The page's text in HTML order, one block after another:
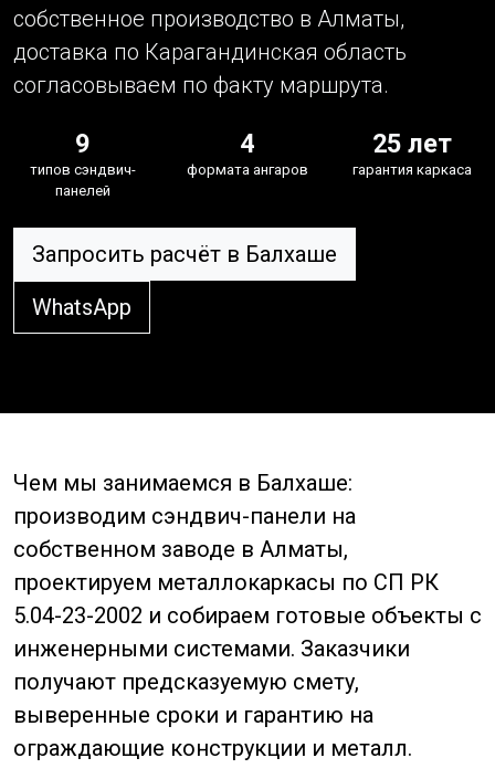
собственное производство в Алматы,
доставка по Карагандинская область
согласовываем по факту маршрута.
9
типов сэндвич-
панелей
4
формата ангаров
25 лет
гарантия каркаса
Запросить расчёт в Балхаше
WhatsApp
Чем мы занимаемся в Балхаше:
производим сэндвич-панели на
собственном заводе в Алматы,
проектируем металлокаркасы по СП РК
5.04-23-2002 и собираем готовые объекты с
инженерными системами. Заказчики
получают предсказуемую смету,
выверенные сроки и гарантию на
ограждающие конструкции и металл.